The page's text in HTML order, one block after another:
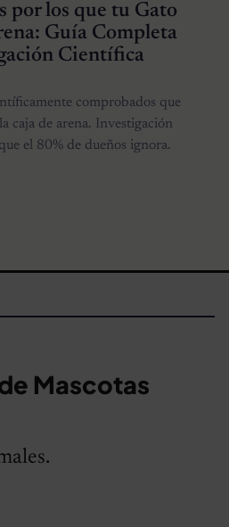
por los que tu Gato
Guía Completa
Científica
comprobados que
caja de arena. Investigación
el 80% de dueños ignora.
Mascotas